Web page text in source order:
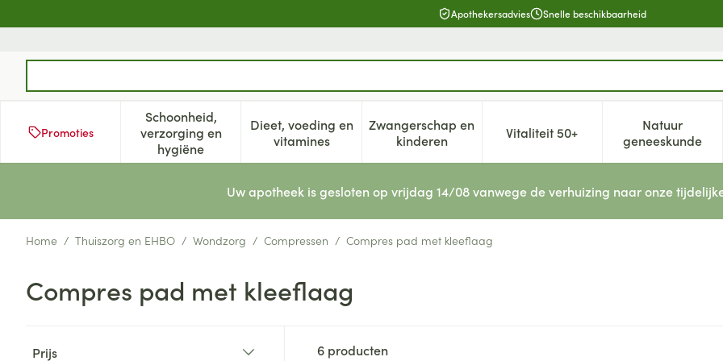
Apothekersadvies Snelle beschikbaarheid
Promoties
Schoonheid,
verzorging en
hygiëne
Toon submenu voor Schoonheid, verzorging en hygiëne categorie
Dieet, voeding en
vitaminesToon submenu voor Dieet, voeding en vitamines categorie
Zwangerschap en
kinderenToon submenu voor Zwangerschap en kinderen
Vitaliteit 50+Toon submenu voor Vitaliteit
Natuur
geneeskunde
Toon
Uw apotheek is gesloten op vrijdag 14/08 vanwege de verhuizing naar onze
Home / Thuiszorg en EHBO / Wondzorg / Compressen / Compres pad met kleeflaag
Compres pad met kleeflaag
Prijs
6 producten